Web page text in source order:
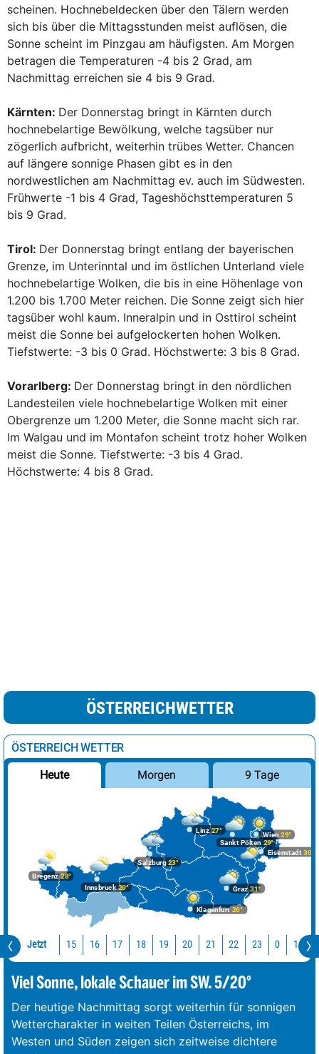
scheinen. Hochnebeldecken über den Tälern werden
sich bis über die Mittagsstunden meist auflösen, die
Sonne scheint im Pinzgau am häufigsten. Am Morgen
betragen die Temperaturen -4 bis 2 Grad, am
Nachmittag erreichen sie 4 bis 9 Grad.
Kärnten: Der Donnerstag bringt in Kärnten durch
hochnebelartige Bewölkung, welche tagsüber nur
zögerlich aufbricht, weiterhin trübes Wetter. Chancen
auf längere sonnige Phasen gibt es in den
nordwestlichen am Nachmittag ev. auch im Südwesten.
Frühwerte -1 bis 4 Grad, Tageshöchsttemperaturen 5
bis 9 Grad.
Tirol: Der Donnerstag bringt entlang der bayerischen
Grenze, im Unterinntal und im östlichen Unterland viele
hochnebelartige Wolken, die bis in eine Höhenlage von
1.200 bis 1.700 Meter reichen. Die Sonne zeigt sich hier
tagsüber wohl kaum. Inneralpin und in Osttirol scheint
meist die Sonne bei aufgelockerten hohen Wolken.
Tiefstwerte: -3 bis 0 Grad. Höchstwerte: 3 bis 8 Grad.
Vorarlberg: Der Donnerstag bringt in den nördlichen
Landesteilen viele hochnebelartige Wolken mit einer
Obergrenze um 1.200 Meter, die Sonne macht sich rar.
Im Walgau und im Montafon scheint trotz hoher Wolken
meist die Sonne. Tiefstwerte: -3 bis 4 Grad.
Höchstwerte: 4 bis 8 Grad.
ÖSTERREICHWETTER
ÖSTERREICH WETTER
Heute Morgen 9 Tage
Bregenz28°
Graz31°
Innsbruck20°
Klagenfurt 26°
Linz27°
Salzburg23°
Wien 29°
Eisenstadt 30°
Sankt Pölten 29°
Jetzt 15 16 17 18 19 20 21 22 23 0 1
Viel Sonne, lokale Schauer im SW. 5/20°
Der heutige Nachmittag sorgt weiterhin für sonnigen
Wettercharakter in weiten Teilen Österreichs, im
Westen und Süden zeigen sich zeitweise dichtere